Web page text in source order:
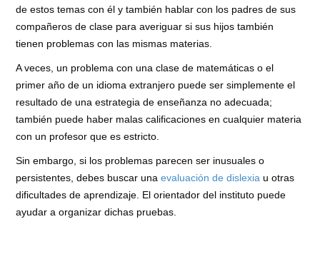
de estos temas con él y también hablar con los padres de sus
compañeros de clase para averiguar si sus hijos también
tienen problemas con las mismas materias.
A veces, un problema con una clase de matemáticas o el
primer año de un idioma extranjero puede ser simplemente el
resultado de una estrategia de enseñanza no adecuada;
también puede haber malas calificaciones en cualquier materia
con un profesor que es estricto.
Sin embargo, si los problemas parecen ser inusuales o
persistentes, debes buscar unaevaluación de dislexia u otras
dificultades de aprendizaje. El orientador del instituto puede
ayudar a organizar dichas pruebas.